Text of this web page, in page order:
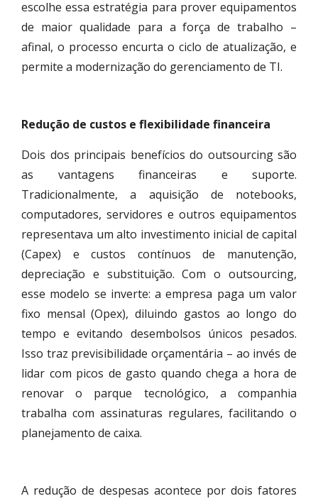
escolhe essa estratégia para prover equipamentos
de maior qualidade para a força de trabalho –
afinal, o processo encurta o ciclo de atualização, e
permite a modernização do gerenciamento de TI.
Redução de custos e flexibilidade financeira
Dois dos principais benefícios do outsourcing são
as vantagens financeiras e suporte.
Tradicionalmente, a aquisição de notebooks,
computadores, servidores e outros equipamentos
representava um alto investimento inicial de capital
(Capex) e custos contínuos de manutenção,
depreciação e substituição. Com o outsourcing,
esse modelo se inverte: a empresa paga um valor
fixo mensal (Opex), diluindo gastos ao longo do
tempo e evitando desembolsos únicos pesados.
Isso traz previsibilidade orçamentária – ao invés de
lidar com picos de gasto quando chega a hora de
renovar o parque tecnológico, a companhia
trabalha com assinaturas regulares, facilitando o
planejamento de caixa.
A redução de despesas acontece por dois fatores